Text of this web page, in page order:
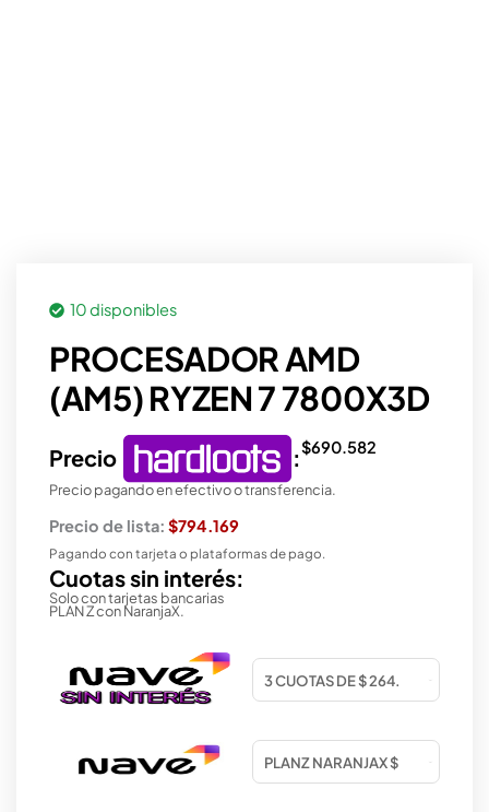
10 disponibles
PROCESADOR AMD
(AM5) RYZEN 7 7800X3D
Precio :$690.582
Precio pagando en efectivo o transferencia.
Precio de lista: $794.169
Pagando con tarjeta o plataformas de pago.
Cuotas sin interés:
Solo con tarjetas bancarias
PLAN Z con NaranjaX.